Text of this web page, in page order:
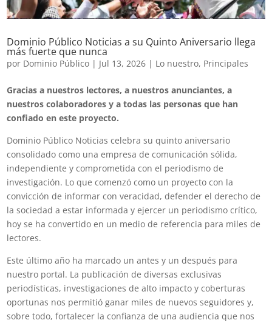
Dominio Público Noticias a su Quinto Aniversario llega
más fuerte que nunca
por Dominio Público | Jul 13, 2026 | Lo nuestro, Principales
Gracias a nuestros lectores, a nuestros anunciantes, a
nuestros colaboradores y a todas las personas que han
confiado en este proyecto.
Dominio Público Noticias celebra su quinto aniversario
consolidado como una empresa de comunicación sólida,
independiente y comprometida con el periodismo de
investigación. Lo que comenzó como un proyecto con la
convicción de informar con veracidad, defender el derecho de
la sociedad a estar informada y ejercer un periodismo crítico,
hoy se ha convertido en un medio de referencia para miles de
lectores.
Este último año ha marcado un antes y un después para
nuestro portal. La publicación de diversas exclusivas
periodísticas, investigaciones de alto impacto y coberturas
oportunas nos permitió ganar miles de nuevos seguidores y,
sobre todo, fortalecer la confianza de una audiencia que nos